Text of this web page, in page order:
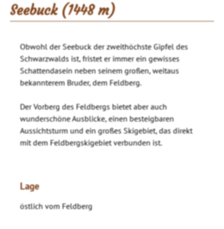
Seebuck (1448 m)
Obwohl der Seebuck der zweithöchste Gipfel des
Schwarzwalds ist, fristet er immer ein gewisses
Schattendasein neben seinem großen, weitaus
bekannterem Bruder, dem Feldberg.
Der Vorberg des Feldbergs bietet aber auch
wunderschöne Ausblicke, einen besteigbaren
Aussichtsturm und ein großes Skigebiet, das direkt
mit dem Feldbergskigebiet verbunden ist.
Lage
östlich vom Feldberg